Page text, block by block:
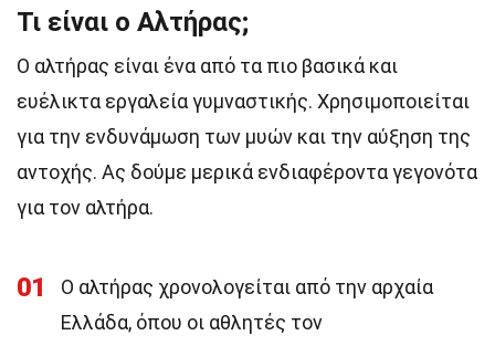
Τι είναι ο Αλτήρας;
Ο αλτήρας είναι ένα από τα πιο βασικά και
ευέλικτα εργαλεία γυμναστικής. Χρησιμοποιείται
για την ενδυνάμωση των μυών και την αύξηση της
αντοχής. Ας δούμε μερικά ενδιαφέροντα γεγονότα
για τον αλτήρα.
01
Ο αλτήρας χρονολογείται από την αρχαία
Ελλάδα, όπου οι αθλητές τον